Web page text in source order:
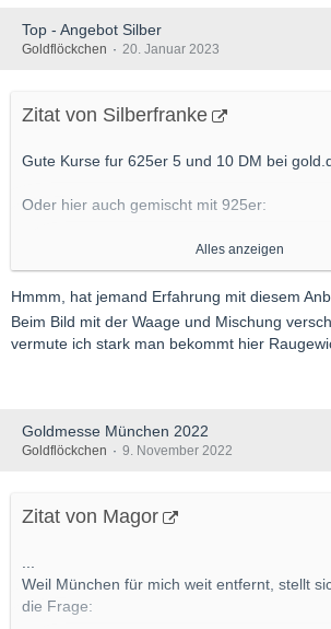
Top - Angebot Silber
Goldflöckchen 20. Januar 2023
Zitat von Silberfranke
Gute Kurse fur 625er 5 und 10 DM bei
Oder hier auch gemischt mit 925er:
https://shop.scheideanstaltka.…en-1-kilo-
Aufpreise kommen deutlich zurück
Alles anzeigen
Hmmm, hat jemand Erfahrung mit diesem
Beim Bild mit der Waage und Mischung
vermute ich stark man bekommt hier
Goldmesse München 2022
Goldflöckchen 9. November 2022
Zitat von Magor
Weil München für mich weit entfernt, stellt
die Frage: